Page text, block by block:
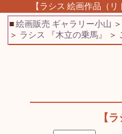
【ラシス 絵画作品（
■絵画販売 ギャラリー小山 ＞
＞ ラシス 『木立の乗馬』 ＞
【